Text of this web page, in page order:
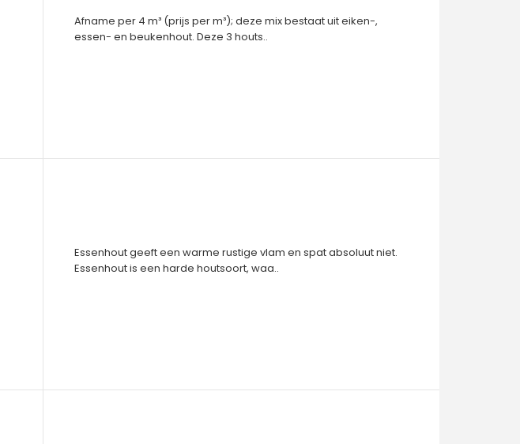
Afname per 4 m³ (prijs per m³); deze mix bestaat uit eiken-,
essen- en beukenhout. Deze 3 houts..
Essenhout geeft een warme rustige vlam en spat absoluut niet.
Essenhout is een harde houtsoort, waa..